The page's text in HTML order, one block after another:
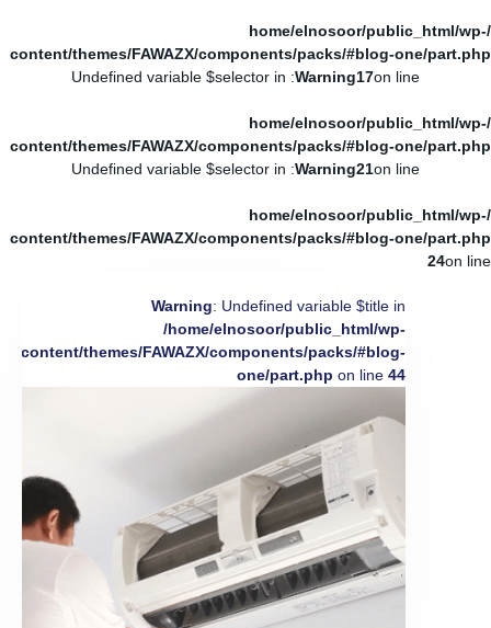
/home/elnosoor/public_html/wp-
content/themes/FAWAZX/components/packs/#blog-one/part.php
on line
17
Warning
: Undefined variable $selector in
/home/elnosoor/public_html/wp-
content/themes/FAWAZX/components/packs/#blog-one/part.php
on line
21
Warning
: Undefined variable $selector in
/home/elnosoor/public_html/wp-
content/themes/FAWAZX/components/packs/#blog-one/part.php
on line
24
Warning: Undefined variable $title in
/home/elnosoor/public_html/wp-
content/themes/FAWAZX/components/packs/#blog-
one/part.php on line 44